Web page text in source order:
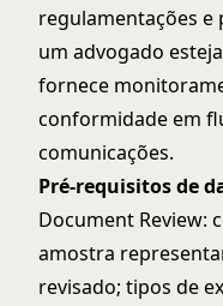
regulamentações e
um advogado
fornece
conformidade em
comunicações.
Pré-requisitos de
Document Review:
amostra
revisado; tipos de